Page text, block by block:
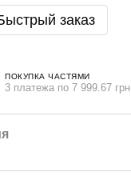
заказ
ПОКУПКА ЧАСТЯМИ
3 платежа по 7 999.67 грн